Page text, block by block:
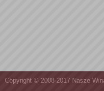
Copyright © 2008-2017 Nasze